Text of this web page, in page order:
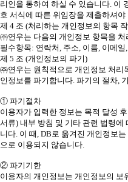
리인을 통하여 하실 수 있습니다. 이
호 서식에 따른 위임장을 제출하셔야
제 4 조 (처리하는 개인정보의 항목
㈜연우는 다음의 개인정보 항목을
필수항목: 연락처, 주소, 이름, 이메일
제 5 조 (개인정보의 파기)
㈜연우는 원칙적으로 개인정보 처리
인정보를 파기합니다. 파기의 절차,
① 파기절차
이용자가 입력한 정보는 목적 달성
서류) 내부 방침 및 기타 관련 법령에
니다. 이 때, DB로 옮겨진 개인정보
으로 이용되지 않습니다.
② 파기기한
이용자의 개인정보는 개인정보의 보